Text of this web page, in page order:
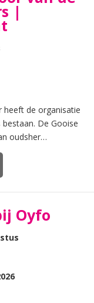
|
heeft de organisatie
De Gooise
oudsher
de graslanden, de
andere gronden.
Oyfo